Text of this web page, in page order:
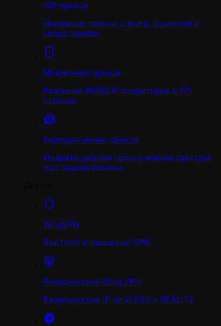
ISP прокси
Надёжные прокси для игр, соцсетей и
сбора данных.
Мобильные прокси
Реальные 4G/5G IP операторов в 17+
странах.
Корпоративные прокси
Индивидуальная прокси-инфраструктура
под задачи бизнеса.
WingVPN
Быстрый и надежный VPN
Резидентский Wing VPN
Резидентские IP на VLESS + REALITY